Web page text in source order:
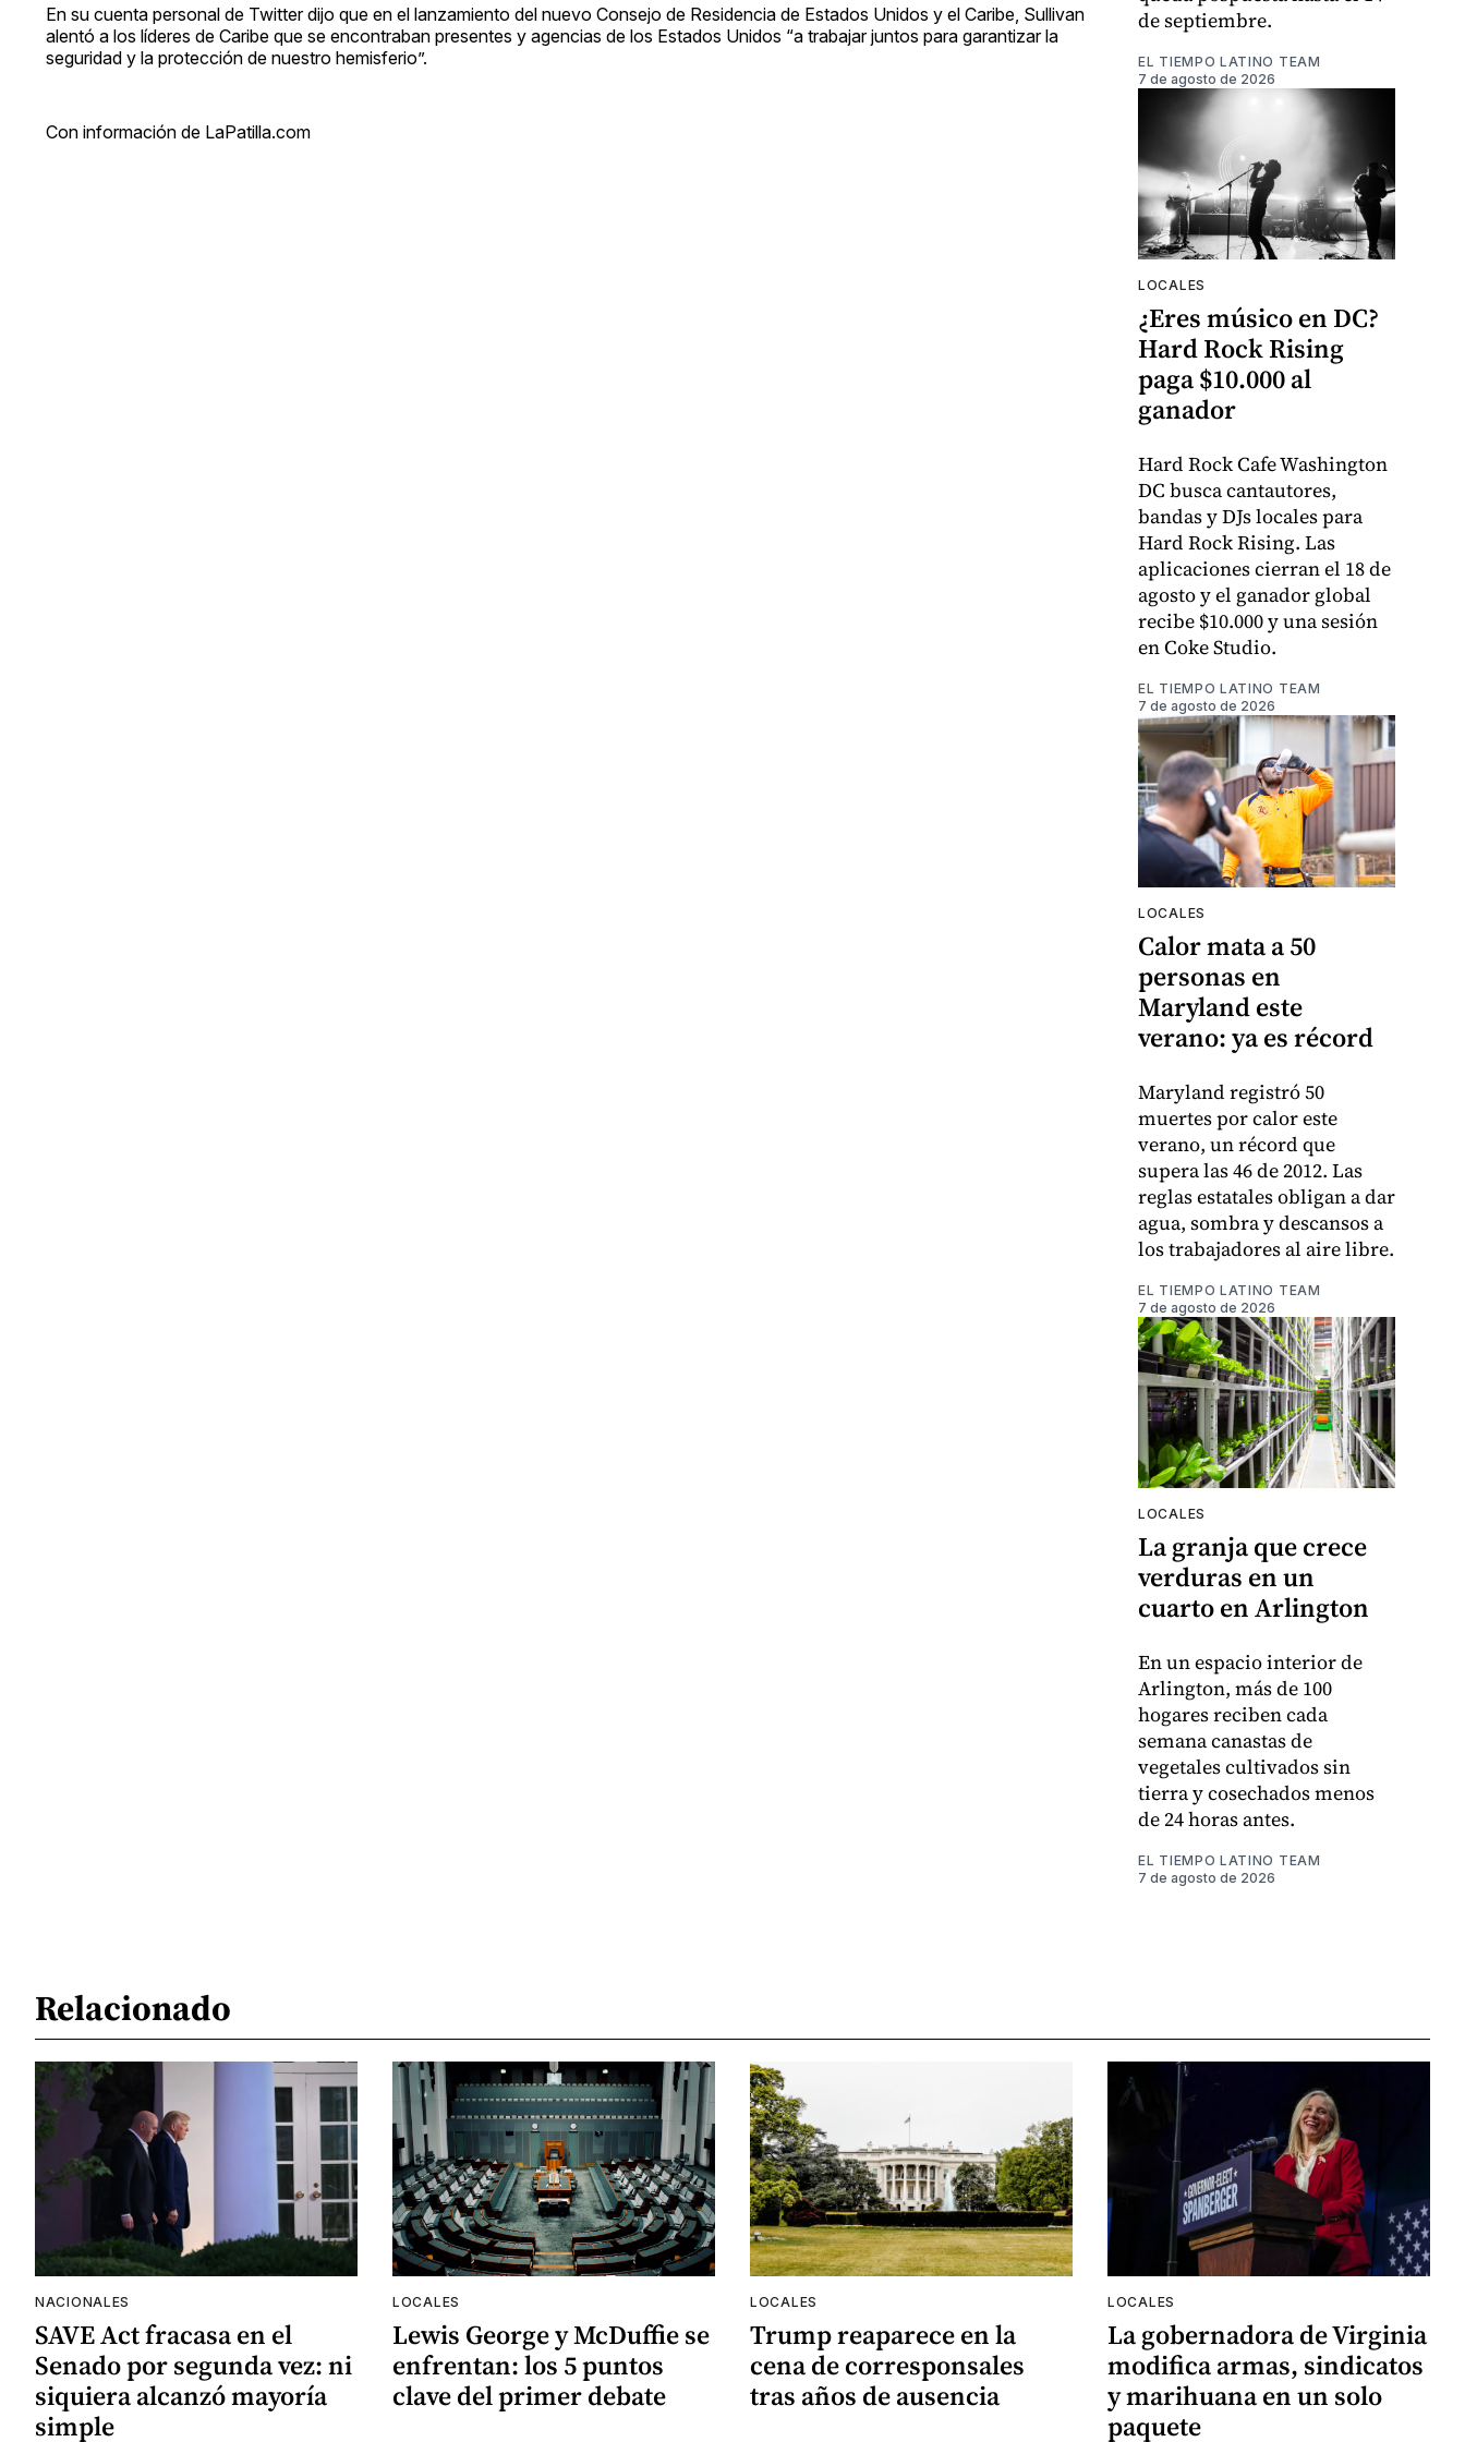
En su cuenta personal de Twitter dijo que en el lanzamiento del nuevo Consejo de Residencia de Estados Unidos y el Caribe, Sullivan
alentó a los líderes de Caribe que se encontraban presentes y agencias de los Estados Unidos “a trabajar juntos para garantizar la
seguridad y la protección de nuestro hemisferio”.
Con información de LaPatilla.com
de septiembre.
EL TIEMPO LATINO TEAM
7 de agosto de 2026
LOCALES
¿Eres músico en DC?
Hard Rock Rising
paga $10.000 al
ganador
Hard Rock Cafe Washington
DC busca cantautores,
bandas y DJs locales para
Hard Rock Rising. Las
aplicaciones cierran el 18 de
agosto y el ganador global
recibe $10.000 y una sesión
en Coke Studio.
EL TIEMPO LATINO TEAM
7 de agosto de 2026
LOCALES
Calor mata a 50
personas en
Maryland este
verano: ya es récord
Maryland registró 50
muertes por calor este
verano, un récord que
supera las 46 de 2012. Las
reglas estatales obligan a dar
agua, sombra y descansos a
los trabajadores al aire libre.
EL TIEMPO LATINO TEAM
7 de agosto de 2026
LOCALES
La granja que crece
verduras en un
cuarto en Arlington
En un espacio interior de
Arlington, más de 100
hogares reciben cada
semana canastas de
vegetales cultivados sin
tierra y cosechados menos
de 24 horas antes.
EL TIEMPO LATINO TEAM
7 de agosto de 2026
Relacionado
NACIONALES
SAVE Act fracasa en el
Senado por segunda vez: ni
siquiera alcanzó mayoría
simple
LOCALES
Lewis George y McDuffie se
enfrentan: los 5 puntos
clave del primer debate
LOCALES
Trump reaparece en la
cena de corresponsales
tras años de ausencia
LOCALES
La gobernadora de Virginia
modifica armas, sindicatos
y marihuana en un solo
paquete